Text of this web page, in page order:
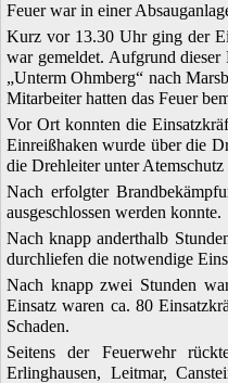
Feuer war in einer
Kurz vor 13.30 Uhr ging der
war gemeldet. Aufgrund
„Unterm Ohmberg“ nach
Mitarbeiter hatten das Feuer
Vor Ort konnten die
Einreißhaken wurde über die
die Drehleiter unter
Nach erfolgter
ausgeschlossen werden konnte.
Nach knapp anderthalb
durchliefen die notwendige
Nach knapp zwei Stunden
Einsatz waren ca. 80
Schaden.
Seitens der Feuerwehr
Erlinghausen, Leitmar,